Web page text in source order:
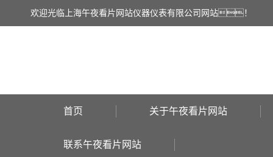
欢迎光临上海午夜看片网站仪器仪表有限公司网站！
首页 关于午夜看片网站
联系午夜看片网站